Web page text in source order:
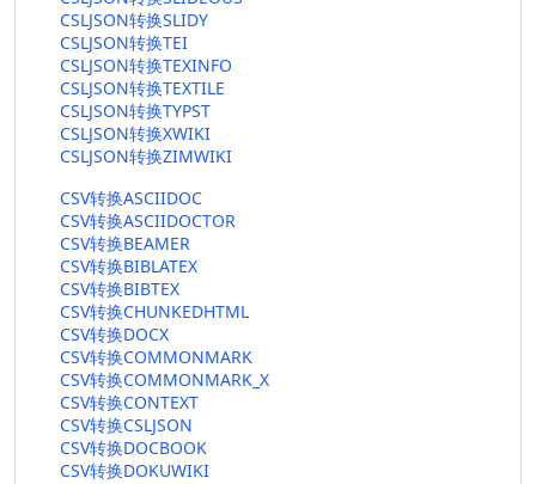
CSLJSON转换SLIDY
CSLJSON转换TEI
CSLJSON转换TEXINFO
CSLJSON转换TEXTILE
CSLJSON转换TYPST
CSLJSON转换XWIKI
CSLJSON转换ZIMWIKI
CSV转换ASCIIDOC
CSV转换ASCIIDOCTOR
CSV转换BEAMER
CSV转换BIBLATEX
CSV转换BIBTEX
CSV转换CHUNKEDHTML
CSV转换DOCX
CSV转换COMMONMARK
CSV转换COMMONMARK_X
CSV转换CONTEXT
CSV转换CSLJSON
CSV转换DOCBOOK
CSV转换DOKUWIKI